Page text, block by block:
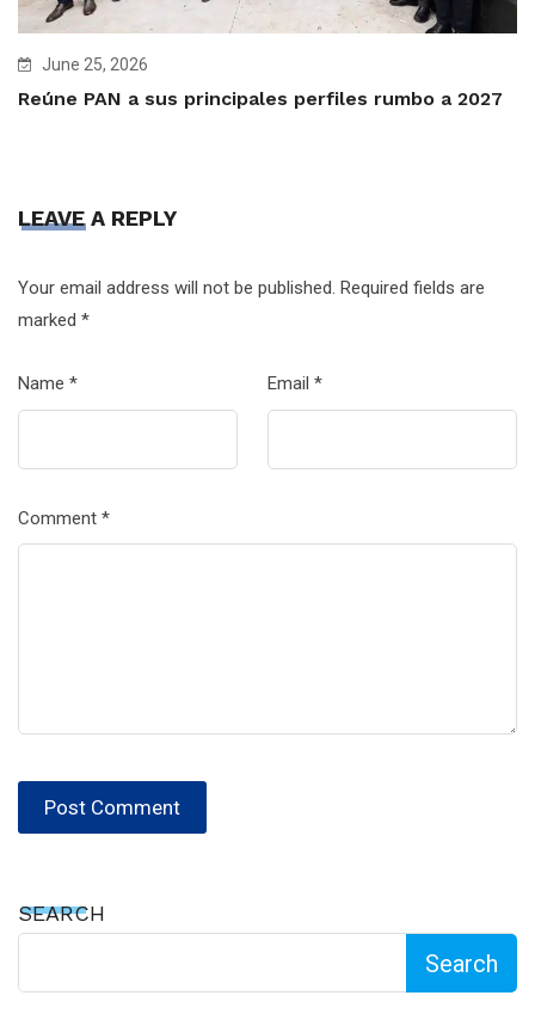
June 25, 2026
Reúne PAN a sus principales perfiles rumbo a 2027
LEAVE A REPLY
Your email address will not be published. Required fields are
marked *
Name * Email *
Comment *
SEARCH
Search